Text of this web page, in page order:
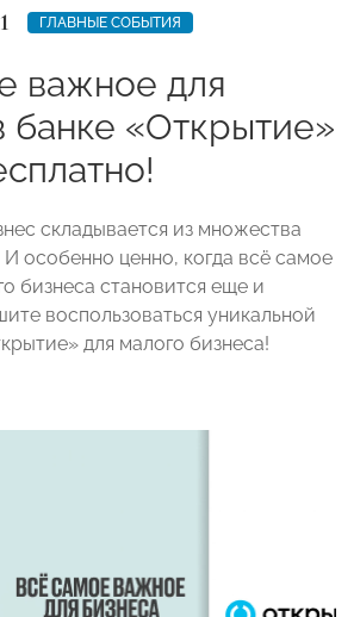
ГЛАВНЫЕ СОБЫТИЯ
важное для
банке «Открытие»
складывается из множества
особенно ценно, когда всё самое
бизнеса становится еще и
воспользоваться уникальной
для малого бизнеса!